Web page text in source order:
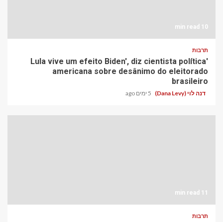
10 min read
תרבות
'Lula vive um efeito Biden', diz cientista política
americana sobre desânimo do eleitorado
brasileiro
דנה לוי (Dana Levy) 5 ימים ago
11 min read
תרבות